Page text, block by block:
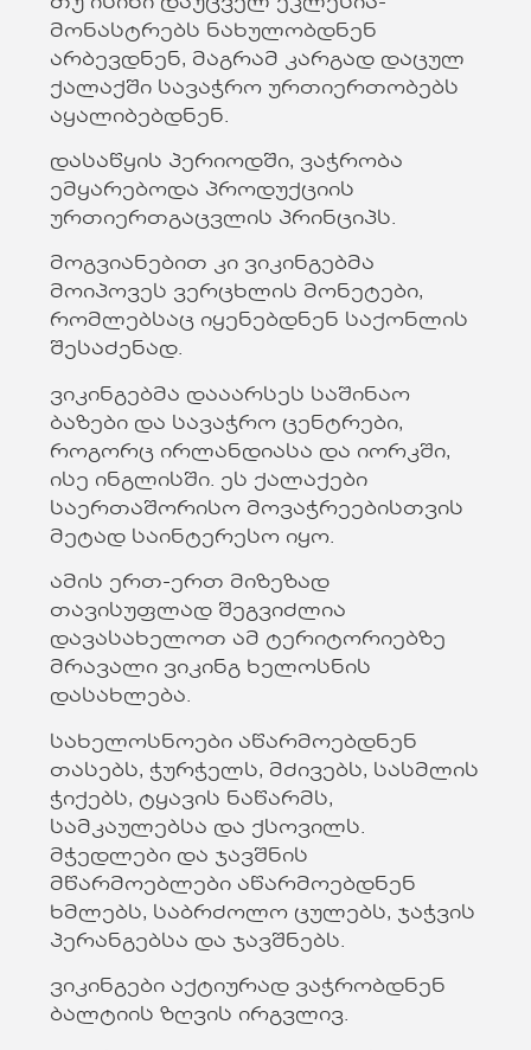
მონასტრებს ნახულობდნენ
არბევდნენ, მაგრამ კარგად დაცულ
ქალაქში სავაჭრო ურთიერთობებს
აყალიბებდნენ.
დასაწყის პერიოდში, ვაჭრობა
ემყარებოდა პროდუქციის
ურთიერთგაცვლის პრინციპს.
მოგვიანებით კი ვიკინგებმა
მოიპოვეს ვერცხლის მონეტები,
რომლებსაც იყენებდნენ საქონლის
შესაძენად.
ვიკინგებმა დააარსეს საშინაო
ბაზები და სავაჭრო ცენტრები,
როგორც ირლანდიასა და იორკში,
ისე ინგლისში. ეს ქალაქები
საერთაშორისო მოვაჭრეებისთვის
მეტად საინტერესო იყო.
ამის ერთ-ერთ მიზეზად
თავისუფლად შეგვიძლია
დავასახელოთ ამ ტერიტორიებზე
მრავალი ვიკინგ ხელოსნის
დასახლება.
სახელოსნოები აწარმოებდნენ
თასებს, ჭურჭელს, მძივებს, სასმლის
ჭიქებს, ტყავის ნაწარმს,
სამკაულებსა და ქსოვილს.
მჭედლები და ჯავშნის
მწარმოებლები აწარმოებდნენ
ხმლებს, საბრძოლო ცულებს, ჯაჭვის
პერანგებსა და ჯავშნებს.
ვიკინგები აქტიურად ვაჭრობდნენ
ბალტიის ზღვის ირგვლივ.